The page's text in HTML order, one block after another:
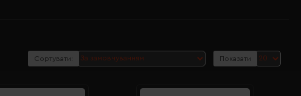
Сортувати: Показати